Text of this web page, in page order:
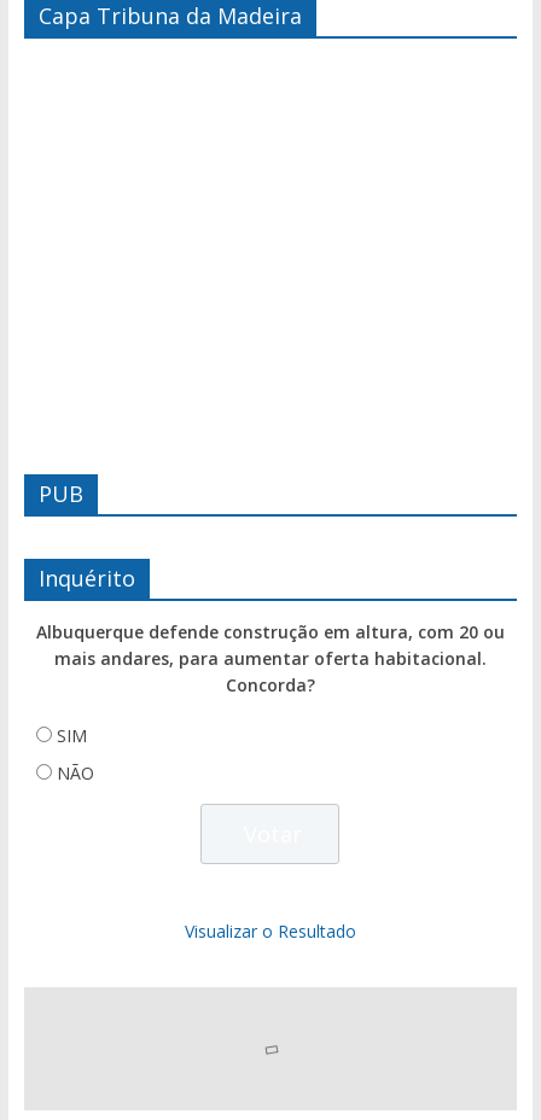
Capa Tribuna da Madeira
PUB
Inquérito
Albuquerque defende construção em altura, com 20 ou
mais andares, para aumentar oferta habitacional.
Concorda?
SIM
NÃO
Visualizar o Resultado